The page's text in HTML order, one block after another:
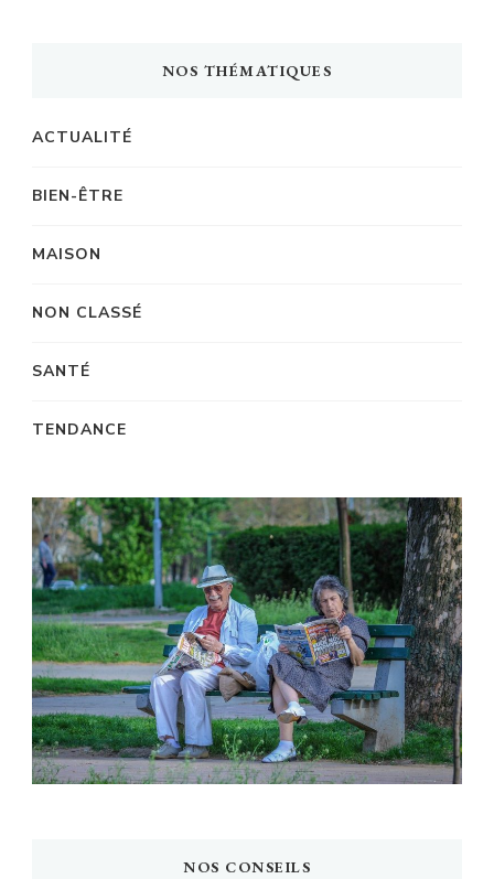
NOS THÉMATIQUES
ACTUALITÉ
BIEN-ÊTRE
MAISON
NON CLASSÉ
SANTÉ
TENDANCE
NOS CONSEILS